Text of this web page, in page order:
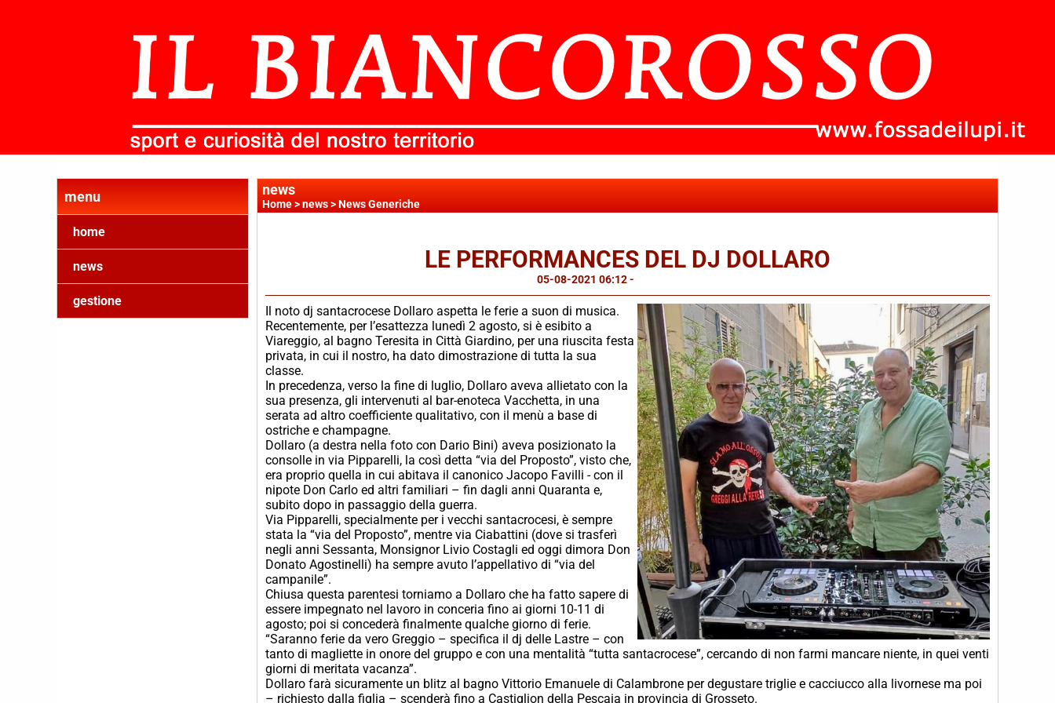
menu
home
news
gestione
news
Home>news>News Generiche
LE PERFORMANCES DEL DJ DOLLARO
05-08-2021 06:12-
Il noto dj santacrocese Dollaro aspetta le ferie a suon di musica.
Recentemente, per l’esattezza lunedì 2 agosto, si è esibito a
Viareggio, al bagno Teresita in Città Giardino, per una riuscita festa
privata, in cui il nostro, ha dato dimostrazione di tutta la sua
classe.
In precedenza, verso la fine di luglio, Dollaro aveva allietato con la
sua presenza, gli intervenuti al bar-enoteca Vacchetta, in una
serata ad altro coefficiente qualitativo, con il menù a base di
ostriche e champagne.
Dollaro (a destra nella foto con Dario Bini) aveva posizionato la
consolle in via Pipparelli, la così detta “via del Proposto”, visto che,
era proprio quella in cui abitava il canonico Jacopo Favilli - con il
nipote Don Carlo ed altri familiari – fin dagli anni Quaranta e,
subito dopo in passaggio della guerra.
Via Pipparelli, specialmente per i vecchi santacrocesi, è sempre
stata la “via del Proposto”, mentre via Ciabattini (dove si trasferì
negli anni Sessanta, Monsignor Livio Costagli ed oggi dimora Don
Donato Agostinelli) ha sempre avuto l’appellativo di “via del
campanile”.
Chiusa questa parentesi torniamo a Dollaro che ha fatto sapere di
essere impegnato nel lavoro in conceria fino ai giorni 10-11 di
agosto; poi si concederà finalmente qualche giorno di ferie.
“Saranno ferie da vero Greggio – specifica il dj delle Lastre – con
tanto di magliette in onore del gruppo e con una mentalità “tutta santacrocese”, cercando di non farmi mancare niente, in quei venti
giorni di meritata vacanza”.
Dollaro farà sicuramente un blitz al bagno Vittorio Emanuele di Calambrone per degustare triglie e cacciucco alla livornese ma poi
– richiesto dalla figlia – scenderà fino a Castiglion della Pescaia in provincia di Grosseto.